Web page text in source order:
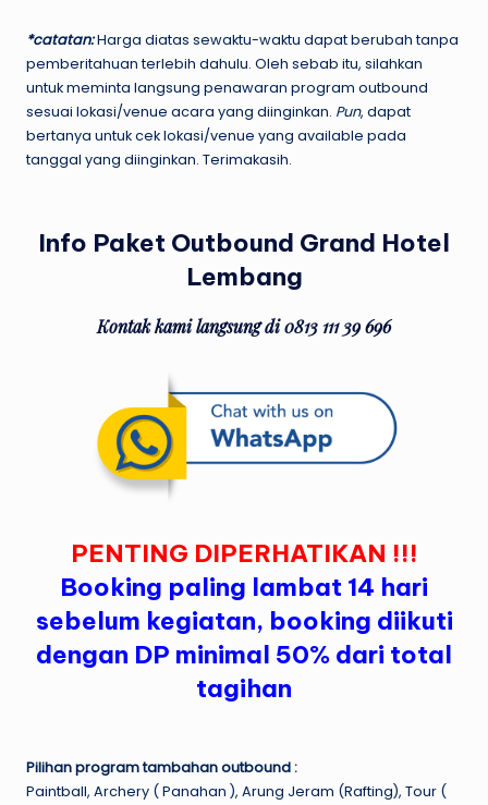
*catatan:Harga diatas sewaktu-waktu dapat berubah tanpa
pemberitahuan terlebih dahulu. Oleh sebab itu, silahkan
untuk meminta langsung penawaran program outbound
sesuai lokasi/venue acara yang diinginkan. Pun, dapat
bertanya untuk cek lokasi/venue yang available pada
tanggal yang diinginkan. Terimakasih.
Info Paket Outbound Grand Hotel
Lembang
Kontak kami langsung di 0813 111 39 696
PENTING DIPERHATIKAN !!!
Booking paling lambat 14 hari
sebelum kegiatan, booking diikuti
dengan DP minimal 50% dari total
tagihan
Pilihan program tambahan outbound :
Paintball, Archery ( Panahan ), Arung Jeram (Rafting), Tour (